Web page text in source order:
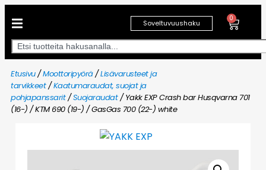
Soveltuvuushaku
0
Etusivu/Moottoripyörä/Lisävarusteet ja
tarvikkeet/Kaatumaraudat, suojat ja
pohjapanssarit/Suojaraudat/ Yakk EXP Crash bar Husqvarna 701
(16-) / KTM 690 (19-) / GasGas 700 (22-) white